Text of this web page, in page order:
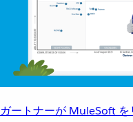
ガートナーが MuleSoft